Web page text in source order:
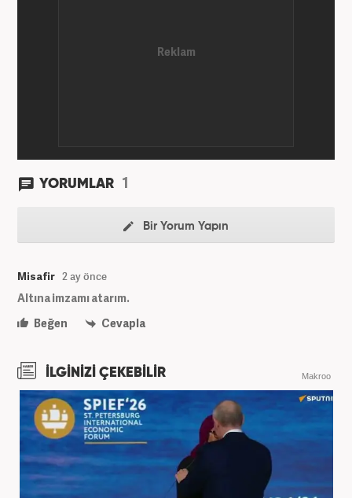
YORUMLAR 1
Bir Yorum Yapın
Misafir 2 ay önce
Altına imzamı atarım.
Beğen
Cevapla
İLGİNİZİ ÇEKEBİLİR Makroo